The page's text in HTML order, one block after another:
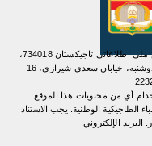
آژانس ملی اطلاعاتی تاجیکستان 734018،
شهر دوشنبه، خیابان سعدی شیرازی، 16
أي من محتويات هذا الموقع
الطاجيكية الوطنية. یجب الاستناد
البريد الإلكتروني: